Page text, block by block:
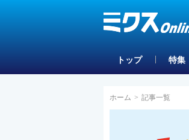
トップ 特集
ホーム > 記事一覧